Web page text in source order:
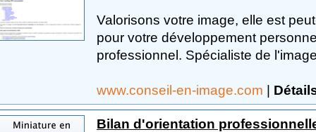
Valorisons votre image, elle est
pour votre développement
professionnel. Spécialiste de
www.conseil-en-image.com |
Bilan d'orientation